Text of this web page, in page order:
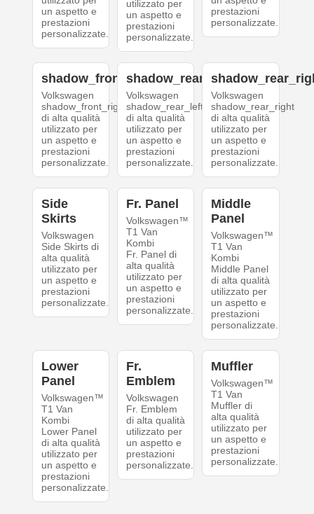
un aspetto e
prestazioni
personalizzate.
utilizzato per
un aspetto e
prestazioni
personalizzate.
prestazioni
personalizzate.
shadow_front_right
Volkswagen
shadow_front_right
di alta qualità
utilizzato per
un aspetto e
prestazioni
personalizzate.
shadow_rear_left
Volkswagen
shadow_rear_left
di alta qualità
utilizzato per
un aspetto e
prestazioni
personalizzate.
Volkswagen
shadow_rear_right
di alta qualità
utilizzato per
un aspetto e
prestazioni
personalizzate.
Side
Skirts
Volkswagen
Side Skirts di
alta qualità
utilizzato per
un aspetto e
prestazioni
personalizzate.
Fr. Panel
Volkswagen™
T1 Van
Kombi
Fr. Panel di
alta qualità
utilizzato per
un aspetto e
prestazioni
personalizzate.
Middle
Panel
Volkswagen™
T1 Van
Kombi
Middle Panel
di alta qualità
utilizzato per
un aspetto e
prestazioni
personalizzate.
Lower
Panel
Volkswagen™
T1 Van
Kombi
Lower Panel
di alta qualità
utilizzato per
un aspetto e
prestazioni
personalizzate.
Fr.
Emblem
Volkswagen
Fr. Emblem
di alta qualità
utilizzato per
un aspetto e
prestazioni
personalizzate.
Muffler
Volkswagen™
T1 Van
Muffler di
alta qualità
utilizzato per
un aspetto e
prestazioni
personalizzate.